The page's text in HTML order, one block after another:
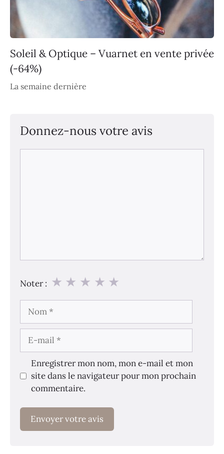
Soleil & Optique – Vuarnet en vente privée
(-64%)
La semaine dernière
Donnez-nous votre avis
Noter : ★
★
★
★
★
mail
Enregistrer mon nom, mon e-mail et mon
site dans le navigateur pour mon prochain
commentaire.